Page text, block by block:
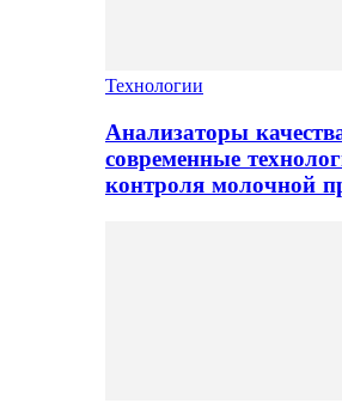
Технологии
Анализаторы
современные
контроля молочной